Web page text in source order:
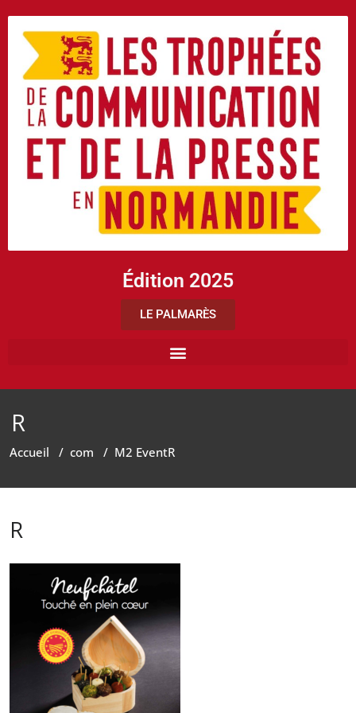
Édition 2025
LE PALMARÈS
R
Accueil / com / M2 EventR
R